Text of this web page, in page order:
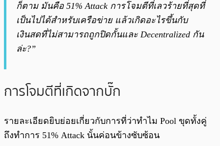
ก็ตาม มันคือ 51% Attack การโจมตีที่เลวร้ายที่สุดที่
เป็นไปได้สำหรับเครือข่าย แล้วเกิดอะไรขึ้นกับ
เงินสดที่ไม่สามารถถูกปิดกั้นและ Decentralized กัน
ล่ะ?”
การโจมตีที่เกิดจากบั๊ก
รายละเอียดยิบย่อยเกี่ยวกับการที่ว่าทำไม Pool ขุดทั้งคู่
ถึงทำการ 51% Attack นั้นค่อนข้างซับซ้อน